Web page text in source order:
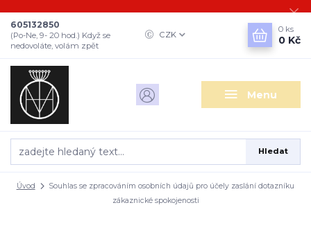
Menu
CZK
Hledat
605132850
(Po-Ne, 9- 20 hod.) Když se
nedovoláte, volám zpět
0 ks
0 Kč
Úvod
Souhlas se zpracováním osobních údajů pro účely zaslání dotazníku
zákaznické spokojenosti